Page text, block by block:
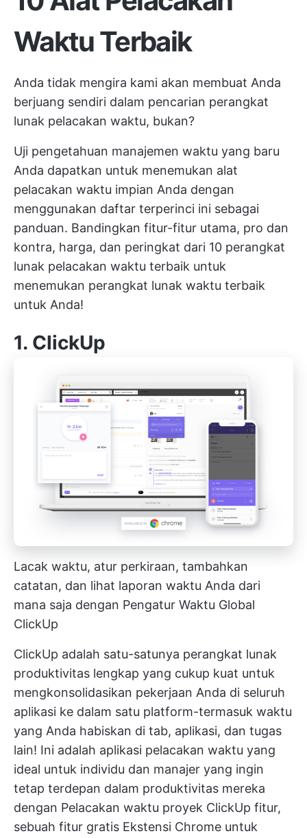
Waktu Terbaik
Anda tidak mengira kami akan membuat Anda
berjuang sendiri dalam pencarian perangkat
lunak pelacakan waktu, bukan?
Uji pengetahuan manajemen waktu yang baru
Anda dapatkan untuk menemukan alat
pelacakan waktu impian Anda dengan
menggunakan daftar terperinci ini sebagai
panduan. Bandingkan fitur-fitur utama, pro dan
kontra, harga, dan peringkat dari 10 perangkat
lunak pelacakan waktu terbaik untuk
menemukan perangkat lunak waktu terbaik
untuk Anda!
1. ClickUp
Lacak waktu, atur perkiraan, tambahkan
catatan, dan lihat laporan waktu Anda dari
mana saja dengan Pengatur Waktu Global
ClickUp
ClickUp adalah satu-satunya perangkat lunak
produktivitas lengkap yang cukup kuat untuk
mengkonsolidasikan pekerjaan Anda di seluruh
aplikasi ke dalam satu platform-termasuk waktu
yang Anda habiskan di tab, aplikasi, dan tugas
lain! Ini adalah aplikasi pelacakan waktu yang
ideal untuk individu dan manajer yang ingin
tetap terdepan dalam produktivitas mereka
dengan Pelacakan waktu proyek ClickUp fitur,
sebuah fitur gratis Ekstensi Chrome untuk